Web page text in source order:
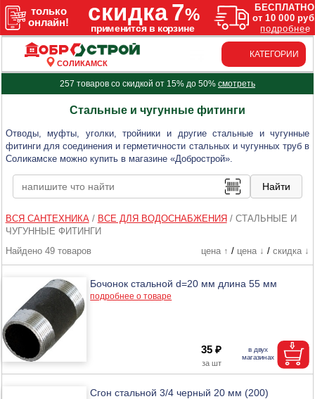
СОЛИКАМСК
КАТЕГОРИИ
257 товаров со скидкой от 15% до 50% смотреть
Стальные и чугунные фитинги
Отводы, муфты, уголки, тройники и другие стальные и чугунные
фитинги для соединения и герметичности стальных и чугунных труб в
Соликамске можно купить в магазине «Добрострой».
ВСЯ САНТЕХНИКА/ ВСЕ ДЛЯ ВОДОСНАБЖЕНИЯ / СТАЛЬНЫЕ И
ЧУГУННЫЕ ФИТИНГИ
Найдено 49 товаров
цена ↑ / цена ↓ / скидка ↓
Бочонок стальной d=20 мм длина 55 мм
подробнее о товаре
35 ₽
Сгон стальной 3/4 черный 20 мм (200)